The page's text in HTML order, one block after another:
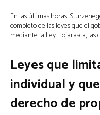
En las últimas horas,
completo de las leyes que el
mediante la Ley Hojarasca, las
Leyes que
individual y
derecho de